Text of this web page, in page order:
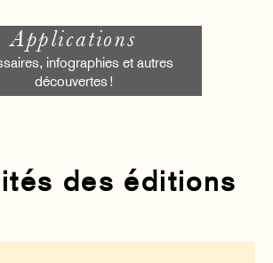
Applications
infographies et autres
découvertes !
des éditions